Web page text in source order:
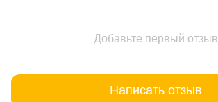
Добавьте первый отзыв
Написать отзыв